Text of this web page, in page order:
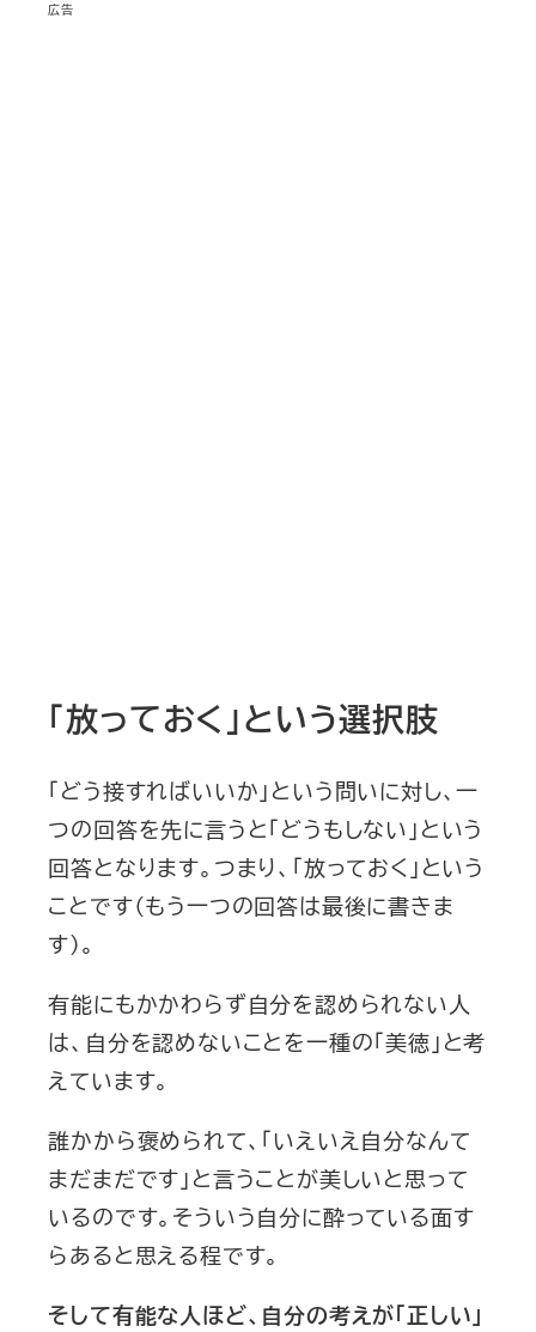
広告
「放っておく」という選択肢
「どう接すればいいか」という問いに対し、一
つの回答を先に言うと「どうもしない」という
回答となります。つまり、「放っておく」という
ことです（もう一つの回答は最後に書きま
す）。
有能にもかかわらず自分を認められない人
は、自分を認めないことを一種の「美徳」と考
えています。
誰かから褒められて、「いえいえ自分なんて
まだまだです」と言うことが美しいと思って
いるのです。そういう自分に酔っている面す
らあると思える程です。
そして有能な人ほど、自分の考えが「正しい」